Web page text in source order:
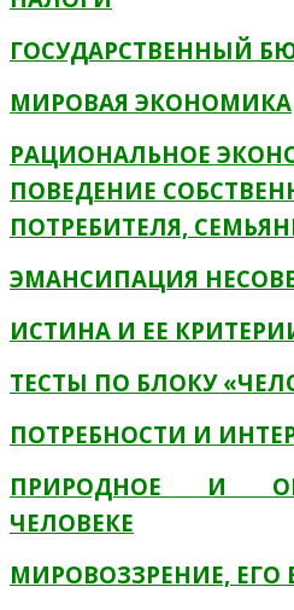
ГОСУДАРСТВЕННЫЙ
МИРОВАЯ ЭКОНОМИКА
РАЦИОНАЛЬНОЕ
ПОВЕДЕНИЕ
ПОТРЕБИТЕЛЯ,
ЭМАНСИПАЦИЯ
ИСТИНА И ЕЕ
ТЕСТЫ ПО БЛОКУ
ПОТРЕБНОСТИ И
ПРИРОДНОЕ И
ЧЕЛОВЕКЕ
МИРОВОЗЗРЕНИЕ,